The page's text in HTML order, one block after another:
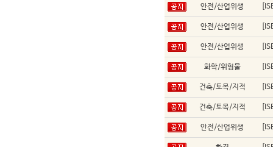
안전/산업위생
안전/산업위생
안전/산업위생
화학/위험물
건축/토목/지적
건축/토목/지적
안전/산업위생